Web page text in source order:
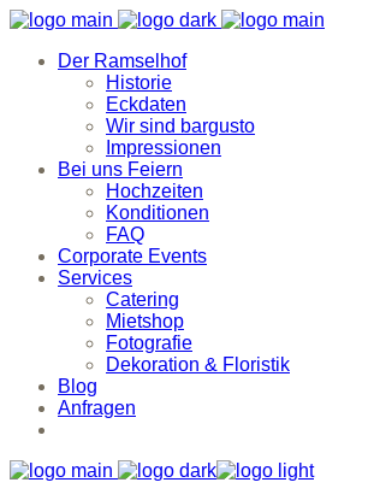
Der Ramselhof
Historie
Eckdaten
Wir sind bargusto
Impressionen
Bei uns Feiern
Hochzeiten
Konditionen
FAQ
Corporate Events
Services
Catering
Mietshop
Fotografie
Dekoration & Floristik
Blog
Anfragen